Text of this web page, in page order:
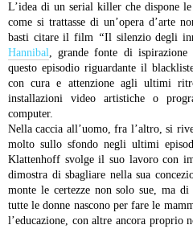
L’idea di un serial killer che dispone
come si trattasse di un’opera d’arte
basti citare il film “Il silenzio degli
Hannibal, grande fonte di
questo episodio riguardante il
con cura e attenzione agli ultimi
installazioni video artistiche o
computer.
Nella caccia all’uomo, fra l’altro, si
molto sullo sfondo negli ultimi
Klattenhoff svolge il suo lavoro con
dimostra di sbagliare nella sua
monte le certezze non solo sue, ma
tutte le donne nascono per fare le
l’educazione, con altre ancora proprio